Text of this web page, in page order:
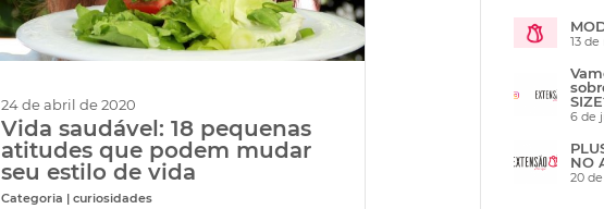
24 de abril de 2020
Vida saudável: 18 pequenas
atitudes que podem mudar
seu estilo de vida
Categoria | curiosidades
13
6 de
NO
20